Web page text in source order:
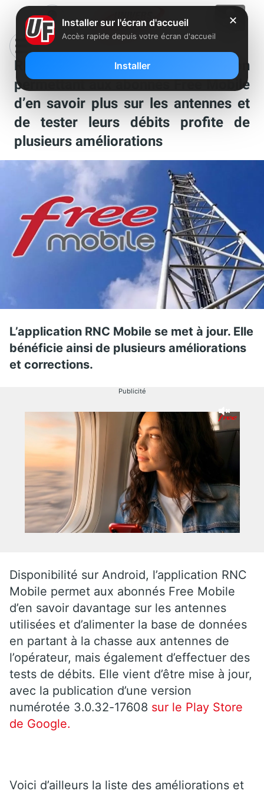
RNC Mobile : l’application
permettant aux abonnés Free Mobile
d’en savoir plus sur les antennes et
de tester leurs débits profite de
plusieurs améliorations
L’application RNC Mobile se met à jour. Elle
bénéficie ainsi de plusieurs améliorations
et corrections.
Publicité
Disponibilité sur Android, l’application RNC
Mobile permet aux abonnés Free Mobile
d’en savoir davantage sur les antennes
utilisées et d’alimenter la base de données
en partant à la chasse aux antennes de
l’opérateur, mais également d’effectuer des
tests de débits. Elle vient d’être mise à jour,
avec la publication d’une version
numérotée 3.0.32-17608 sur le Play Store
de Google.
Voici d’ailleurs la liste des améliorations et
✕
Installer sur l'écran d'accueil
Accès rapide depuis votre écran d'accueil
Installer